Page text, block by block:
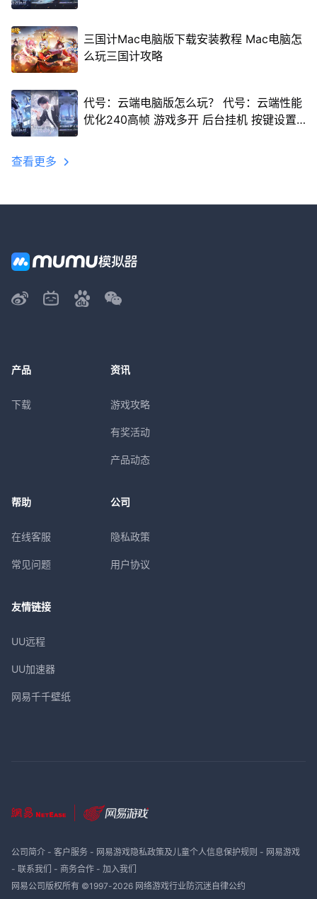
三国计Mac电脑版下载安装教程 Mac电脑怎
么玩三国计攻略
代号：云端电脑版怎么玩？ 代号：云端性能
优化240高帧 游戏多开 后台挂机 按键设置
查看更多
产品
下载
资讯
游戏攻略
有奖活动
产品动态
帮助
在线客服
常见问题
公司
隐私政策
用户协议
友情链接
UU远程
UU加速器
网易千千壁纸
公司简介- 客户服务- 网易游戏隐私政策及儿童个人信息保护规则 - 网易游戏
- 联系我们 - 商务合作- 加入我们
网易公司版权所有 ©1997-2026 网络游戏行业防沉迷自律公约